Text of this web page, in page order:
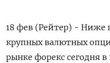
18 фев (Рейтер) - Ниже
крупных валютных
рынке форекс сегодня в